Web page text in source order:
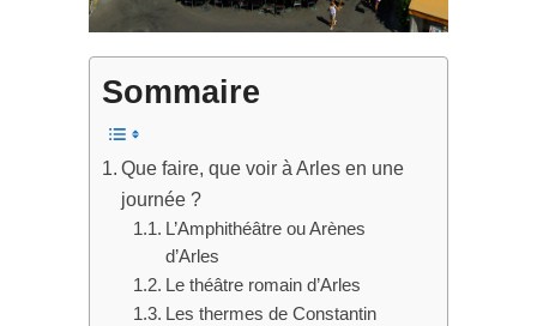
Sommaire
Que faire, que voir à Arles en une
journée ?
L’Amphithéâtre ou Arènes
d’Arles
Le théâtre romain d’Arles
Les thermes de Constantin